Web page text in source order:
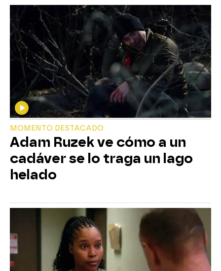
MOMENTO DESTACADO
Adam Ruzek ve cómo a un
cadáver se lo traga un lago
helado